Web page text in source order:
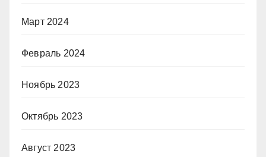
Март 2024
Февраль 2024
Ноябрь 2023
Октябрь 2023
Август 2023